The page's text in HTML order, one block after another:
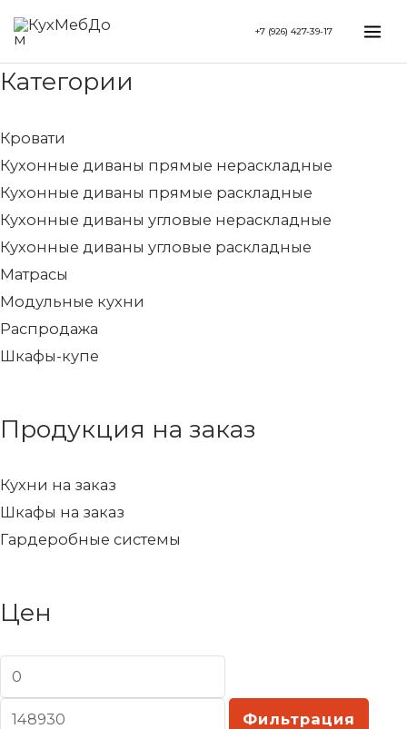
Перейти
содержимому
+7 (926) 427-39-17
Категории
Кровати
Кухонные диваны прямые нераскладные
Кухонные диваны прямые раскладные
Кухонные диваны угловые нераскладные
Кухонные диваны угловые раскладные
Матрасы
Модульные кухни
Распродажа
Шкафы-купе
Продукция на заказ
Кухни на заказ
Шкафы на заказ
Гардеробные системы
Цен
Минимальная
цена
цена
Фильтрация
Search...